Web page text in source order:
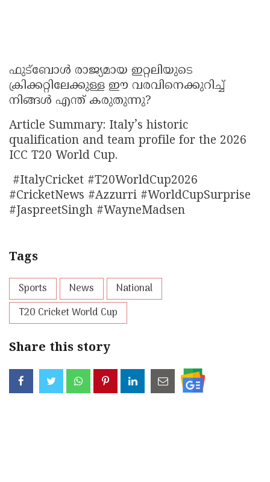
ഫുട്ബോൾ രാജ്യമായ ഇറ്റലിയുടെ
ക്രിക്കറ്റിലേക്കുള്ള ഈ വരവിനെക്കുറിച്ച്
നിങ്ങൾ എന്ത് കരുതുന്നു?
Article Summary: Italy’s historic
qualification and team profile for the 2026
ICC T20 World Cup.
#ItalyCricket #T20WorldCup2026
#CricketNews #Azzurri #WorldCupSurprise
#JaspreetSingh #WayneMadsen
Tags
Sports News
National
T20 Cricket World Cup
Share this story